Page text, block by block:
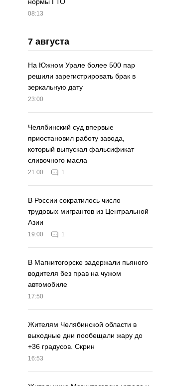
нормы ГТО
08:13
7 августа
На Южном Урале более 500 пар
решили зарегистрировать брак в
зеркальную дату
23:00
Челябинский суд впервые
приостановил работу завода,
который выпускал фальсификат
сливочного масла
21:00 1
В России сократилось число
трудовых мигрантов из Центральной
Азии
19:00 1
В Магнитогорске задержали пьяного
водителя без прав на чужом
автомобиле
17:50
Жителям Челябинской области в
выходные дни пообещали жару до
+36 градусов. Скрин
16:53